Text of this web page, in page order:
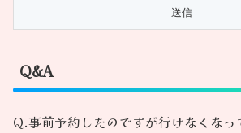
Q&A
Q.事前予約したのですが行けなくなっ